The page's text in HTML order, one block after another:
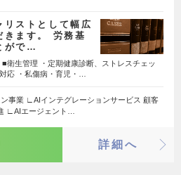
リストとして幅広
きます。 労務基
がで…
衛生管理 ・定期健康診断、ストレスチェッ
応 ・私傷病・育児・…
事業 ∟AIインテグレーションサービス 顧客
∟AIエージェント…
詳細へ